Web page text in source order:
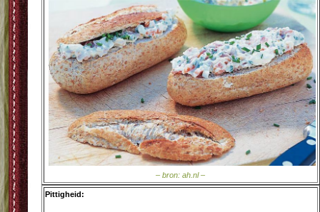
– bron: ah.nl –
Pittigheid: